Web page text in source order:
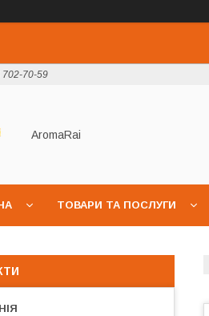
702-70-59
AromaRai
ТОВАРИ ТА ПОСЛУГИ